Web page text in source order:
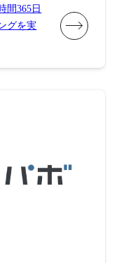
間365日
グを実